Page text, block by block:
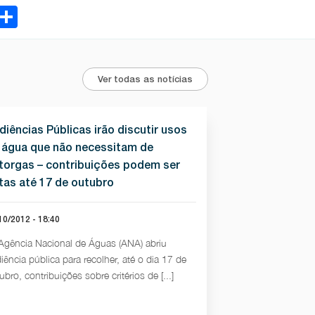
Share
Ver todas as notícias
Públicas irão discutir usos
que não necessitam de
– contribuições podem ser
até 17 de outubro
2012 - 18:40
Nacional de Águas (ANA) abriu
pública para recolher, até o dia 17 de
contribuições sobre critérios de [...]